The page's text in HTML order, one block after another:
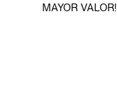
MAYOR VALOR!